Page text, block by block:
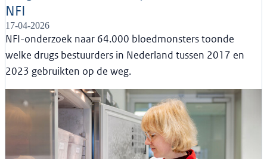
NFI
17-04-2026
NFI-onderzoek naar 64.000 bloedmonsters toonde
welke drugs bestuurders in Nederland tussen 2017 en
2023 gebruikten op de weg.